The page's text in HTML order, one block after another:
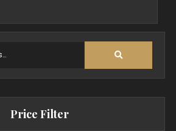
Price Filter